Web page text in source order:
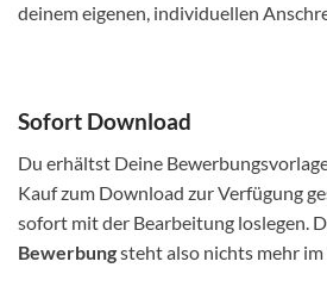
deinem eigenen, individuellen
Sofort Download
Du erhältst Deine
Kauf zum Download zur Verfügung
sofort mit der Bearbeitung loslegen.
Bewerbungsteht also nichts mehr im